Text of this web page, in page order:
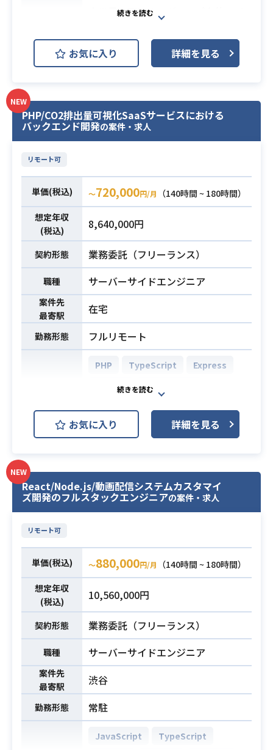
・論理的思考力、およびそれに基づ
いたテキスト・対面コミュニケーシ
ョン能力
・After Effectsを用いたアニメーシ
ョン制作経験
業務内容
全世界に展開するグループ全体のバ
等）や経営企画を対象に、業務プロ
セスの自動化・最適化を主導いただ
立案から導入検討、運用までを一気
通貫で担っていただきます。
・BPRでの業務効率化プロジェクト
・社内/外ステークホルダーとの折衝
経験
・実際に業務改革を実施し、効率化
した経験
お気に入り 詳細を見る
NEW
PHP/CO2排出量可視化SaaSサービスにおける
バックエンド開発の案件・求人
リモート可
単価(税込) 〜720,000円/月
（140時間 ~ 180時間）
想定年収
(税込)
8,640,000円
契約形態 業務委託（フリーランス）
職種 サーバーサイドエンジニア
案件先
最寄駅
在宅
勤務形態 フルリモート
PHP TypeScript
Express
Laravel
PostgreSQL
AWS (Amazon Web Services)
GitHub
業務内容
ての企業活動における
CO2排出量を可視化するSaasサービ
スのバックエンド開発をご支援いた
スで、新しい技術にも触れることが
できます。
【開発環境】
・開発言語: PHP, TypeScript
・フレームワーク: Laravel, Express
・インフラプラットフォーム: Amazo
n Web Services
・データベース: PostgreSQL
・ソースコード管理: GitHub
・CI/CD: CircleCI
・ドキュメント:Google Workspace
・チャット: Slack
・タスク管理：Notion
お気に入り 詳細を見る
NEW
React/Node.js/動画配信システムカスタマイ
ズ開発のフルスタックエンジニアの案件・求人
リモート可
単価(税込) 〜880,000円/月
（140時間 ~ 180時間）
想定年収
(税込)
10,560,000円
契約形態 業務委託（フリーランス）
職種 サーバーサイドエンジニア
案件先
最寄駅
渋谷
勤務形態 常駐
JavaScript
TypeScript